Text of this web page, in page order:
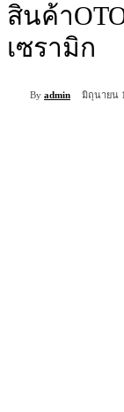
สินค้า
เซรามิก
By admin มิถุนายน